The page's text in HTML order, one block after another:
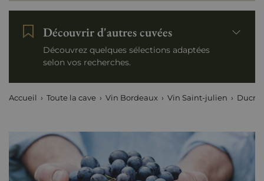
Découvrir d'autres cuvées
Découvrez quelques sélections adaptées
selon vos recherches.
Accueil Toute la cave Vin Bordeaux Vin Saint-julien